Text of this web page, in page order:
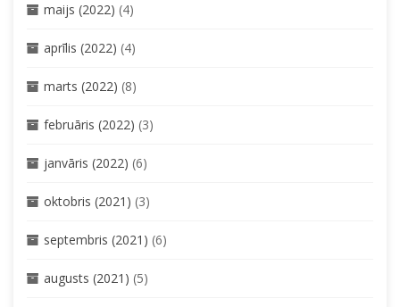
maijs (2022) (4)
aprīlis (2022) (4)
marts (2022) (8)
februāris (2022) (3)
janvāris (2022) (6)
oktobris (2021) (3)
septembris (2021) (6)
augusts (2021) (5)